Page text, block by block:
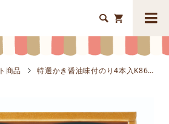


商品 特選かき醤油味付のり4本入K8652-603